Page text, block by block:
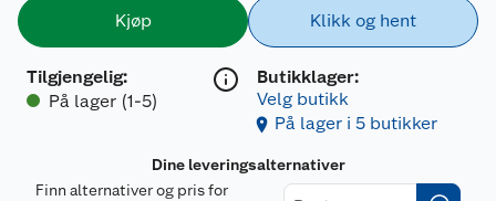
Kjøp
Tilgjengelig:
På lager (1-5)
Klikk og hent
Butikklager:
Velg butikk
På lager i 5 butikker
Dine leveringsalternativer
Finn alternativer og pris for